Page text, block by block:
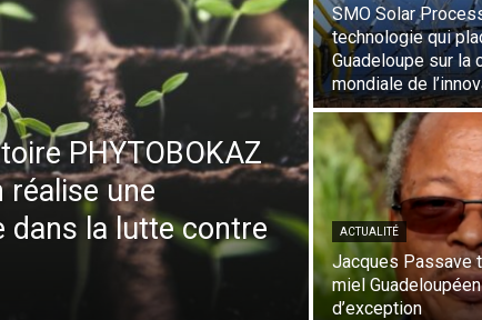
PHYTOBOKAZ
réalise une
dans la lutte contre
SMO Solar
technologie qui
Guadeloupe sur la
mondiale de
ACTUALITÉ
Jacques Passave
miel
d’exception